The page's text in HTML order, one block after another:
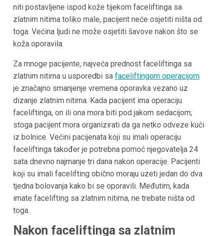
niti postavljene ispod kože tijekom faceliftinga sa
zlatnim nitima toliko male, pacijent neće osjetiti ništa od
toga. Većina ljudi ne može osjetiti šavove nakon što se
koža oporavila.
Za mnoge pacijente, najveća prednost faceliftinga sa
zlatnim nitima u usporedbi sa faceliftingom operacijom
je značajno smanjenje vremena oporavka vezano uz
dizanje zlatnim nitima. Kada pacijent ima operaciju
faceliftinga, on ili ona mora biti pod jakom sedacijom;
stoga pacijent mora organizirati da ga netko odveze kući
iz bolnice. Većini pacijenata koji su imali operaciju
faceliftinga također je potrebna pomoć njegovatelja 24
sata dnevno najmanje tri dana nakon operacije. Pacijenti
koji su imali facelifting obično moraju uzeti jedan do dva
tjedna bolovanja kako bi se oporavili. Međutim, kada
imate facelifting sa zlatnim nitima, ne trebate ništa od
toga.
Nakon faceliftinga sa zlatnim